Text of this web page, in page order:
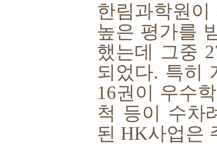
한림과학원
높은 평가를
했는데 그중
되었다. 특히
16권이 우수
척 등이 수차
된 HK사업은